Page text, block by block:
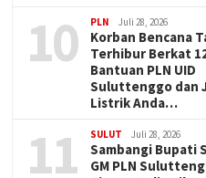
10 PLN Juli 28, 2026
Korban Bencana
Terhibur Berkat
Bantuan PLN UID
Suluttenggo dan
Listrik Anda…
11 SULUT Juli 28, 2026
Sambangi Bupati
GM PLN